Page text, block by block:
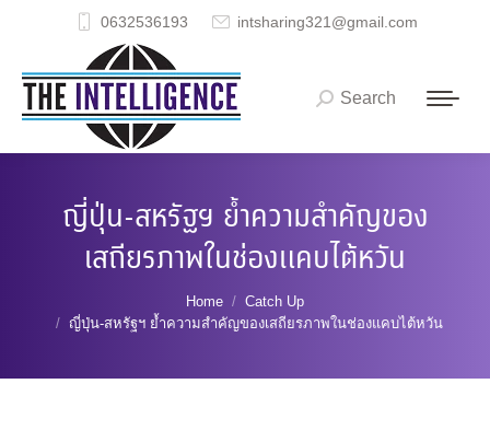
0632536193 intsharing321@gmail.com
Search:
Search
ญี่ปุ่น-สหรัฐฯ ย้ำความสำคัญของ
เสถียรภาพในช่องแคบไต้หวัน
Home
Catch Up
ญี่ปุ่น-สหรัฐฯ ย้ำความสำคัญของเสถียรภาพในช่องแคบไต้หวัน